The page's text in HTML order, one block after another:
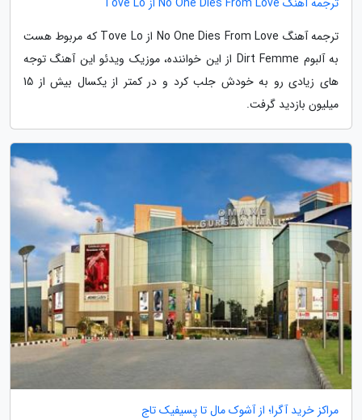
ترجمه آهنگ No One Dies From Love از Tove Lo که مربوط هست
به آلبوم Dirt Femme از این خواننده، موزیک ویدئو این آهنگ توجه
های زیادی رو به خودش جلب کرد و در کمتر از یکسال بیش از 15
میلیون بازدید گرفت.
مراکز خرید آگرا؛ از آشوک مال تا پسیفیک تاج